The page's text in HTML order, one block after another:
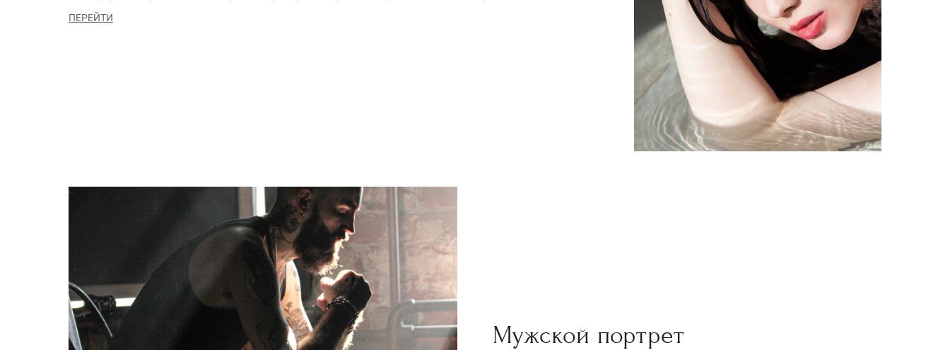
ПЕРЕЙТИ
Мужской портрет